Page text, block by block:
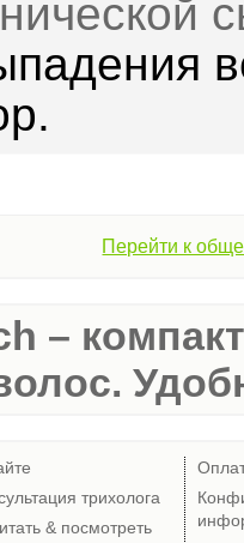
Перейти к
–
трихолога
& посмотреть